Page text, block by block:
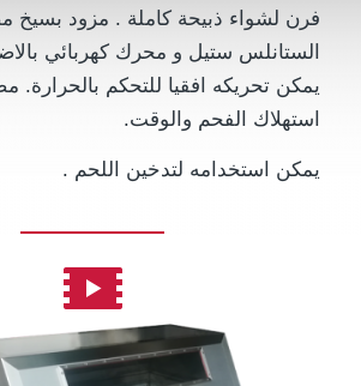
فرن لشواء ذبيحة كاملة . مزود بسيخ
الستانلس ستيل و محرك كهربائي
يمكن تحريكه افقيا للتحكم بالحرارة.
استهلاك الفحم والوقت.
يمكن استخدامه لتدخين اللحم .